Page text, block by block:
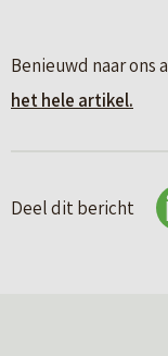
Benieuwd naar ons
het hele artikel.
Deel dit bericht